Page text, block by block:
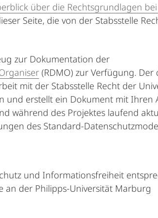
über die Rechtsgrundlagen
Seite, die von der Stabsstelle
zur Dokumentation der
(RDMO) zur Verfügung. Der
mit der Stabsstelle Recht der
und erstellt ein Dokument mit Ihren
während des Projektes laufend
des Standard-
und Informationsfreiheit
an der Philipps-Universität Marburg